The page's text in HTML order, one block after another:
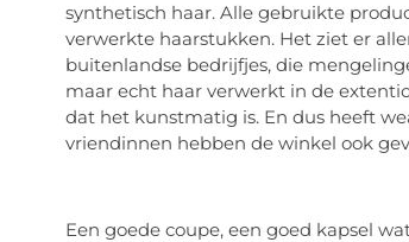
synthetisch haar. Alle gebruikte
verwerkte haarstukken. Het ziet er
buitenlandse bedrijfjes, die
maar echt haar verwerkt in de
dat het kunstmatig is. En dus heeft
vriendinnen hebben de winkel ook
Een goede coupe, een goed kapsel